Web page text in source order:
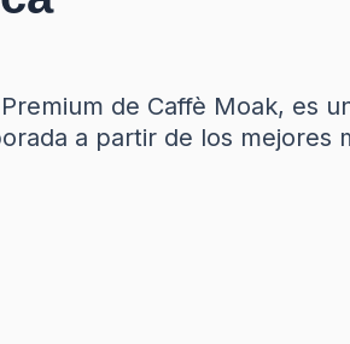
de Caffè Moak, es
a partir de los mejores